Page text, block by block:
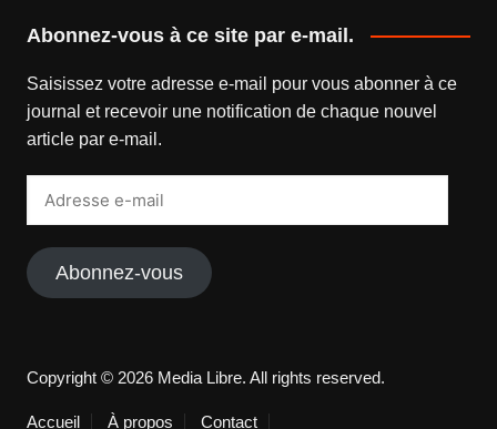
Abonnez-vous à ce site par e-mail.
Saisissez votre adresse e-mail pour vous abonner à ce
journal et recevoir une notification de chaque nouvel
article par e-mail.
Abonnez-vous
Copyright © 2026 Media Libre. All rights reserved.
Accueil À propos Contact